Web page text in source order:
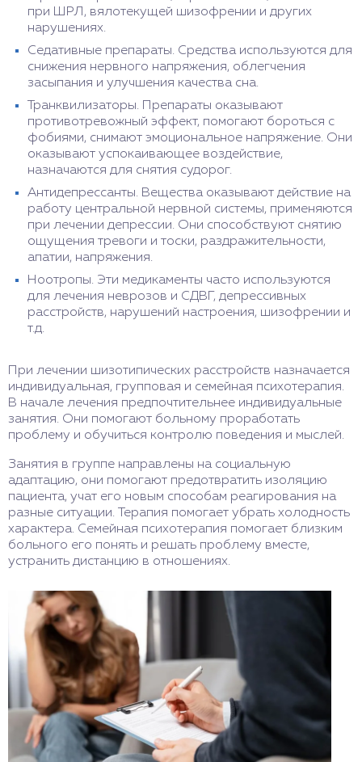
при ШРЛ, вялотекущей шизофрении и других
нарушениях.
Седативные препараты. Средства используются для
снижения нервного напряжения, облегчения
засыпания и улучшения качества сна.
Транквилизаторы. Препараты оказывают
противотревожный эффект, помогают бороться с
фобиями, снимают эмоциональное напряжение. Они
оказывают успокаивающее воздействие,
назначаются для снятия судорог.
Антидепрессанты. Вещества оказывают действие на
работу центральной нервной системы, применяются
при лечении депрессии. Они способствуют снятию
ощущения тревоги и тоски, раздражительности,
апатии, напряжения.
Ноотропы. Эти медикаменты часто используются
для лечения неврозов и СДВГ, депрессивных
расстройств, нарушений настроения, шизофрении и
т.д.
При лечении шизотипических расстройств назначается
индивидуальная, групповая и семейная психотерапия.
В начале лечения предпочтительнее индивидуальные
занятия. Они помогают больному проработать
проблему и обучиться контролю поведения и мыслей.
Занятия в группе направлены на социальную
адаптацию, они помогают предотвратить изоляцию
пациента, учат его новым способам реагирования на
разные ситуации. Терапия помогает убрать холодность
характера. Семейная психотерапия помогает близким
больного его понять и решать проблему вместе,
устранить дистанцию в отношениях.